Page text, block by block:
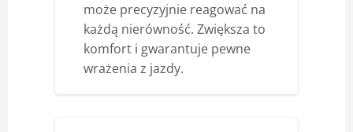
może precyzyjnie reagować na
każdą nierówność. Zwiększa to
komfort i gwarantuje pewne
wrażenia z jazdy.